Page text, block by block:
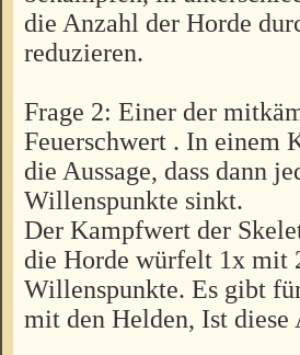
die Anzahl der Horde
reduzieren.
Frage 2: Einer der
Feuerschwert . In einem
die Aussage, dass dann
Willenspunkte sinkt.
Der Kampfwert der
die Horde würfelt 1x mit
Willenspunkte. Es gibt
mit den Helden, Ist diese